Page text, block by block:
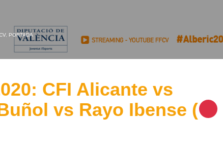
, PORTADA
CFI Alicante vs
vs Rayo Ibense (